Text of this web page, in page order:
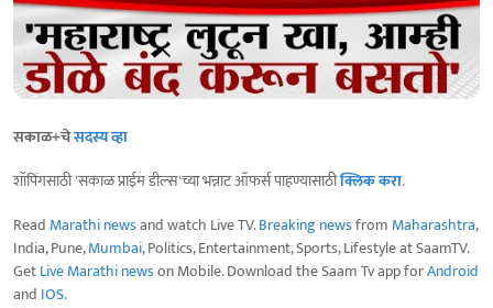
सकाळ+चेसदस्य व्हा
शॉपिंगसाठी 'सकाळ प्राईम डील्स'च्या भन्नाट ऑफर्स पाहण्यासाठीक्लिक करा.
Read Marathi newsand watch Live TV.Breaking newsfrom Maharashtra,
India, Pune,Mumbai, Politics, Entertainment, Sports, Lifestyle at SaamTV.
GetLive Marathi newson Mobile. Download the Saam Tv app forAndroid
and IOS.